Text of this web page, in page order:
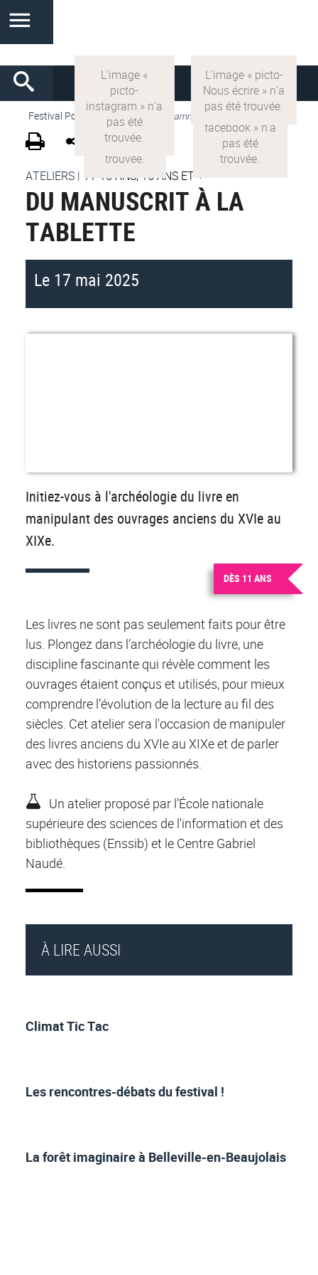
Festival Pop'Sciences >VF Programme 2025
ATELIERS | 11-15 ANS, 15 ANS ET +
DU MANUSCRIT À LA
TABLETTE
Le 17 mai 2025
Initiez-vous à l'archéologie du livre en
manipulant des ouvrages anciens du XVIe au
XIXe.
DÈS 11 ANS
Les livres ne sont pas seulement faits pour être
lus. Plongez dans l’archéologie du livre, une
discipline fascinante qui révèle comment les
ouvrages étaient conçus et utilisés, pour mieux
comprendre l’évolution de la lecture au fil des
siècles. Cet atelier sera l'occasion de manipuler
des livres anciens du XVIe au XIXe et de parler
avec des historiens passionnés.
Un atelier proposé par l’École nationale
supérieure des sciences de l'information et des
bibliothèques (Enssib) et le Centre Gabriel
Naudé.
À LIRE AUSSI
Climat Tic Tac
Les rencontres-débats du festival !
La forêt imaginaire à Belleville-en-Beaujolais